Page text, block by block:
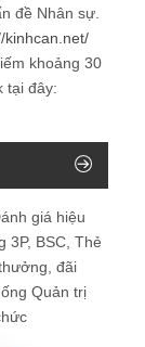
đề Nhân sự
kinhcan.net/
khoảng 30
tại đây:
giá hiệu
3P, BSC, Thẻ
đãi
Quản trị